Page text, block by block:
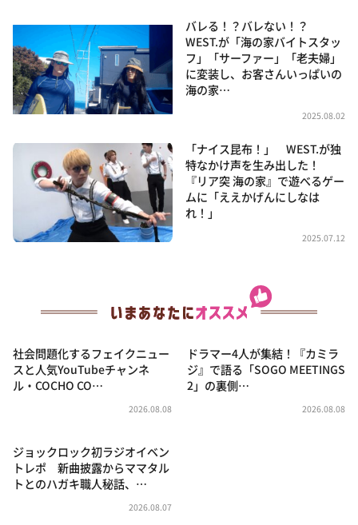
バレる！？バレない！？
WEST.が「海の家バイトスタッ
フ」「サーファー」「老夫婦」
に変装し、お客さんいっぱいの
海の家…
2025.08.02
「ナイス昆布！」 WEST.が独
特なかけ声を生み出した！
『リア突 海の家』で遊べるゲー
ムに「ええかげんにしなは
れ！」
2025.07.12
社会問題化するフェイクニュー
スと人気YouTubeチャンネ
ル・COCHO CO…
2026.08.08
ドラマー4人が集結！『カミラ
ジ』で語る「SOGO MEETINGS
2」の裏側…
2026.08.08
ジョックロック初ラジオイベン
トレポ 新曲披露からママタル
トとのハガキ職人秘話、…
2026.08.07